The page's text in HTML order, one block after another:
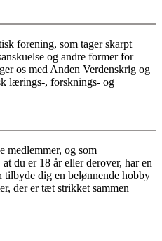
forening, som tager skarpt
og andre former for
os med Anden Verdenskrig og
lærings-, forsknings- og
medlemmer, og som
du er 18 år eller derover, har en
tilbyde dig en belønnende hobby
der er tæt strikket sammen